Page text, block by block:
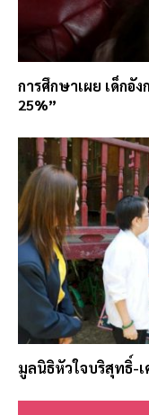
การศึกษาเผย เด็กอั
25%”
มูลนิธิหัวใจบริสุทธิ์-